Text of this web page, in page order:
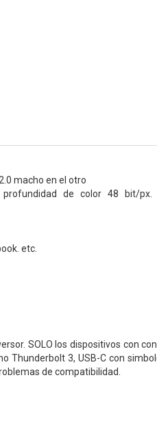
macho en el otro
profundidad de color 48 bit/
etc.
SOLO los dispositivos con
3, USB-C con
de compatibilidad.